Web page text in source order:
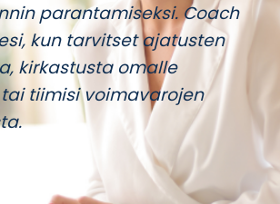
parantamiseksi. Coach
kun tarvitset ajatusten
kirkastusta omalle
tiimisi voimavarojen